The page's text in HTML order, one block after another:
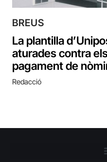
BREUS
La plantilla
aturades contra
pagament de
Redacció